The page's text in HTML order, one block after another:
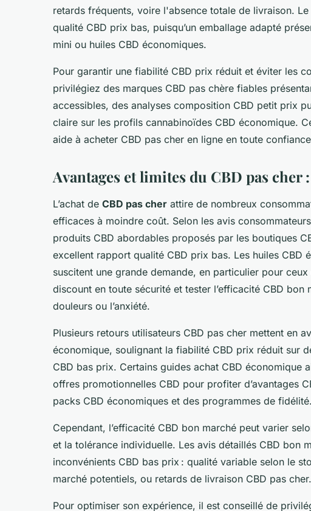
retards fréquents, voire l'absence totale de livraison.
qualité CBD prix bas, puisqu’un emballage adapté
mini ou huiles CBD économiques.
Pour garantir une fiabilité CBD prix réduit et éviter les
privilégiez des marques CBD pas chère fiables
accessibles, des analyses composition CBD petit prix
claire sur les profils cannabinoïdes CBD économique.
aide à acheter CBD pas cher en ligne en toute
Avantages et limites du CBD pas cher
L’achat de CBD pas cher attire de nombreux
efficaces à moindre coût. Selon les avis
produits CBD abordables proposés par les boutiques
excellent rapport qualité CBD prix bas. Les huiles CBD
suscitent une grande demande, en particulier pour
discount en toute sécurité et tester l’efficacité CBD bon
douleurs ou l’anxiété.
Plusieurs retours utilisateurs CBD pas cher mettent en
économique, soulignant la fiabilité CBD prix réduit sur
CBD bas prix. Certains guides achat CBD économique
offres promotionnelles CBD pour profiter d’avantages
packs CBD économiques et des programmes de fidélité.
Cependant, l’efficacité CBD bon marché peut varier
et la tolérance individuelle. Les avis détaillés CBD bon
inconvénients CBD bas prix : qualité variable selon le
marché potentiels, ou retards de livraison CBD pas cher.
Pour optimiser son expérience, il est conseillé de